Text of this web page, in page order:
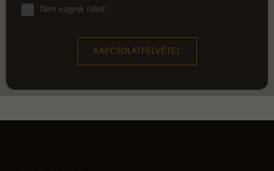
Nem vagyok robot!
KAPCSOLATFELVÉTEL